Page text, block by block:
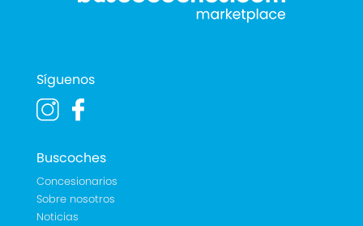
Síguenos
Buscoches
Concesionarios
Sobre nosotros
Noticias